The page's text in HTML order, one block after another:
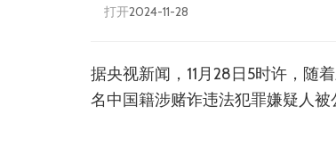
打开2024-11-28
据央视新闻，11月28日5时许，随
名中国籍涉赌诈违法犯罪嫌疑人被